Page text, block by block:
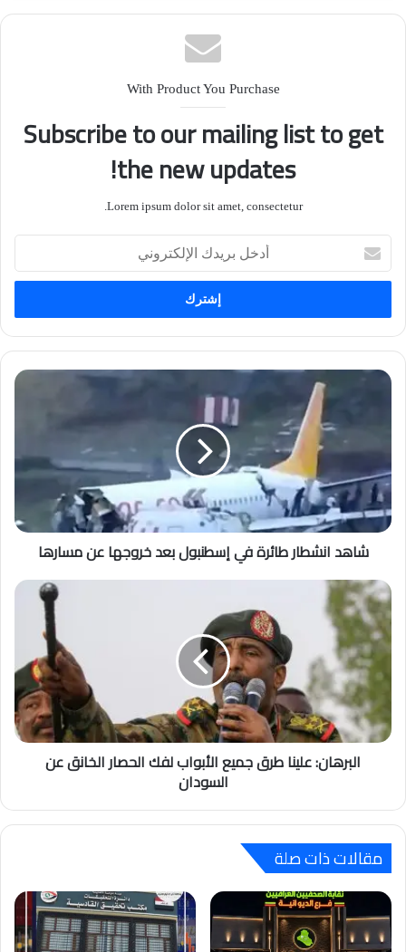
With Product You Purchase
Subscribe to our mailing list to get
the new updates!
Lorem ipsum dolor sit amet, consectetur.
خ
ب
ر
د
ل
ك
ت
ر
ي
شاهد انشطار طائرة في إسطنبول بعد خروجها عن مسارها
البرهان: علينا طرق جميع الأبواب لفك الحصار الخانق عن
السودان
مقالات ذات صلة